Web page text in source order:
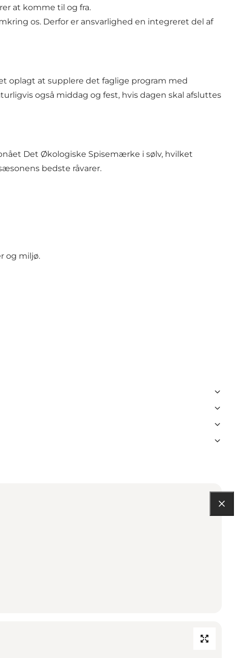
at komme til og fra.
os. Derfor er ansvarlighed en integreret del af
oplagt at supplere det faglige program med
også middag og fest, hvis dagen skal afsluttes
Det Økologiske Spisemærke i sølv, hvilket
bedste råvarer.
og miljø.